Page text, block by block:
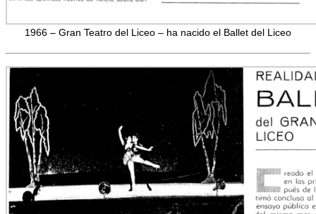
1966 – Gran Teatro del Liceo – ha nacido el Ballet del Liceo